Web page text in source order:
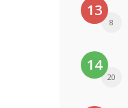
13
8
14
20